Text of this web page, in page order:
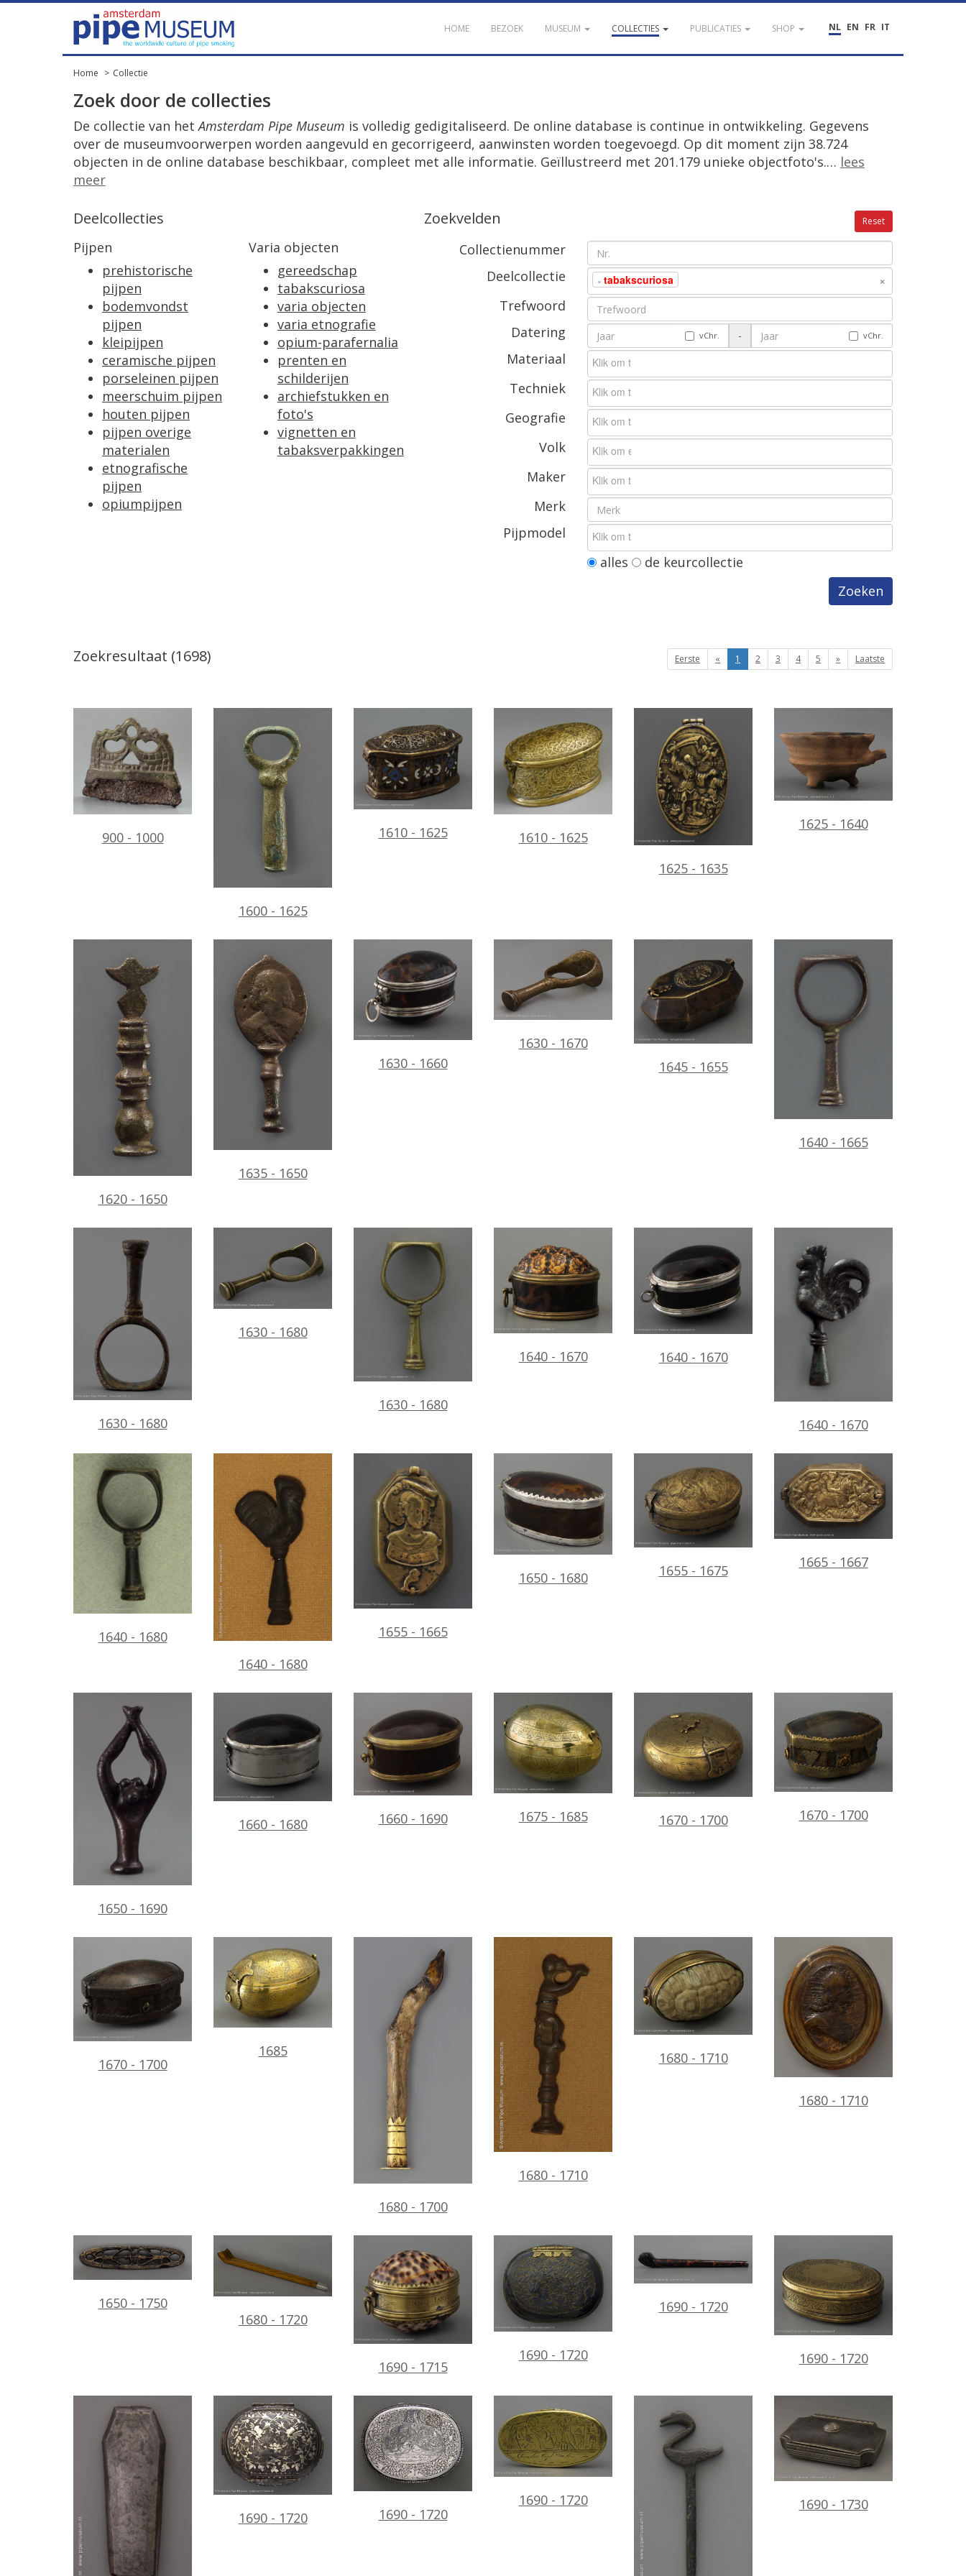
NL EN FR IT
HOME BEZOEK MUSEUM COLLECTIES PUBLICATIES SHOP
Home Collectie
Zoek door de collecties
De collectie van hetAmsterdam Pipe Museum is volledig gedigitaliseerd. De online database is continue in ontwikkeling. Gegevens
over de museumvoorwerpen worden aangevuld en gecorrigeerd, aanwinsten worden toegevoegd. Op dit moment zijn 38.724
objecten in de online database beschikbaar, compleet met alle informatie. Geïllustreerd met 201.179 unieke objectfoto's.… lees
meer
Deelcollecties
Pijpen
prehistorische
pijpen
bodemvondst
pijpen
kleipijpen
ceramische pijpen
porseleinen pijpen
meerschuim pijpen
houten pijpen
pijpen overige
materialen
etnografische
pijpen
opiumpijpen
Varia objecten
gereedschap
tabakscuriosa
varia objecten
varia etnografie
opium-parafernalia
prenten en
schilderijen
archiefstukken en
foto's
vignetten en
tabaksverpakkingen
Zoekvelden Reset
Collectienummer
Deelcollectie
×
× tabakscuriosa
Trefwoord
Datering
vChr. - vChr.
Materiaal
Techniek
Geografie
Volk
Maker
Merk
Pijpmodel
alles
de keurcollectie
Zoeken
Zoekresultaat (1698) Eerste « 1 2 3 4 5 » Laatste
900 - 1000
1600 - 1625
1610 - 1625
1610 - 1625
1625 - 1635
1625 - 1640
1620 - 1650
1635 - 1650
1630 - 1660
1630 - 1670
1645 - 1655
1640 - 1665
1630 - 1680
1630 - 1680
1630 - 1680
1640 - 1670 1640 - 1670
1640 - 1670
1640 - 1680
1640 - 1680
1655 - 1665
1650 - 1680 1655 - 1675 1665 - 1667
1650 - 1690
1660 - 1680 1660 - 1690 1675 - 1685 1670 - 1700 1670 - 1700
1670 - 1700
1685
1680 - 1700
1680 - 1710
1680 - 1710
1680 - 1710
1650 - 1750
1680 - 1720
1690 - 1715
1690 - 1720
1690 - 1720
1690 - 1720
1690 - 1720 1690 - 1720
1690 - 1720 1690 - 1730